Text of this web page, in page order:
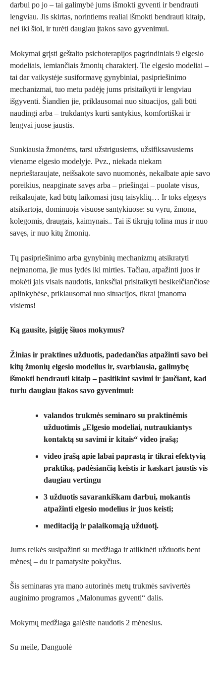
darbui po jo – tai galimybė jums išmokti gyventi ir bendrauti
lengviau. Jis skirtas, norintiems realiai išmokti bendrauti kitaip,
nei iki šiol, ir turėti daugiau įtakos savo gyvenimui.
Mokymai grįsti geštalto psichoterapijos pagrindiniais 9 elgesio
modeliais, lemiančiais žmonių charakterį. Tie elgesio modeliai –
tai dar vaikystėje susiformavę gynybiniai, pasipriešinimo
mechanizmai, tuo metu padėję jums prisitaikyti ir lengviau
išgyventi. Šiandien jie, priklausomai nuo situacijos, gali būti
naudingi arba – trukdantys kurti santykius, komfortiškai ir
lengvai juose jaustis.
Sunkiausia žmonėms, tarsi užstrigusiems, užsifiksavusiems
viename elgesio modelyje. Pvz., niekada niekam
neprieštaraujate, neišsakote savo nuomonės, nekalbate apie savo
poreikius, neapginate savęs arba – priešingai – puolate visus,
reikalaujate, kad būtų laikomasi jūsų taisyklių… Ir toks elgesys
atsikartoja, dominuoja visuose santykiuose: su vyru, žmona,
kolegomis, draugais, kaimynais.. Tai iš tikrųjų tolina mus ir nuo
savęs, ir nuo kitų žmonių.
Tų pasipriešinimo arba gynybinių mechanizmų atsikratyti
neįmanoma, jie mus lydės iki mirties. Tačiau, atpažinti juos ir
mokėti jais visais naudotis, lanksčiai prisitaikyti besikeičiančiose
aplinkybėse, priklausomai nuo situacijos, tikrai įmanoma
visiems!
Ką gausite, įsigiję šiuos mokymus?
Žinias ir praktines užduotis, padedančias atpažinti savo bei
kitų žmonių elgesio modelius ir, svarbiausia, galimybę
išmokti bendrauti kitaip – pasitikint savimi ir jaučiant, kad
turiu daugiau įtakos savo gyvenimui:
valandos trukmės seminaro su praktinėmis
užduotimis „Elgesio modeliai, nutraukiantys
kontaktą su savimi ir kitais“ video įrašą;
video įrašą apie labai paprastą ir tikrai efektyvią
praktiką, padėsiančią keistis ir kaskart jaustis vis
daugiau vertingu
3 užduotis savarankiškam darbui, mokantis
atpažinti elgesio modelius ir juos keisti;
meditaciją ir palaikomąją užduotį.
Jums reikės susipažinti su medžiaga ir atlikinėti užduotis bent
mėnesį – du ir pamatysite pokyčius.
Šis seminaras yra mano autorinės metų trukmės savivertės
auginimo programos „Malonumas gyventi“ dalis.
Mokymų medžiaga galėsite naudotis 2 mėnesius.
Su meile, Danguolė